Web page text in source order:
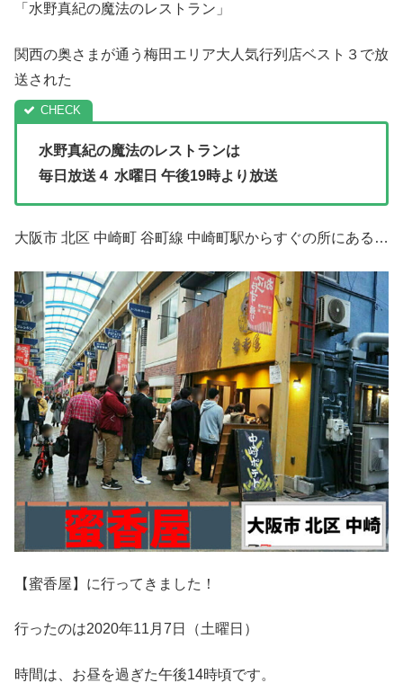
「水野真紀の魔法のレストラン」
関西の奥さまが通う梅田エリア大人気行列店ベスト３で放
送された
水野真紀の魔法のレストランは
毎日放送４ 水曜日 午後19時より放送
大阪市 北区 中崎町 谷町線 中崎町駅からすぐの所にある…
【蜜香屋】に行ってきました！
行ったのは2020年11月7日（土曜日）
時間は、お昼を過ぎた午後14時頃です。